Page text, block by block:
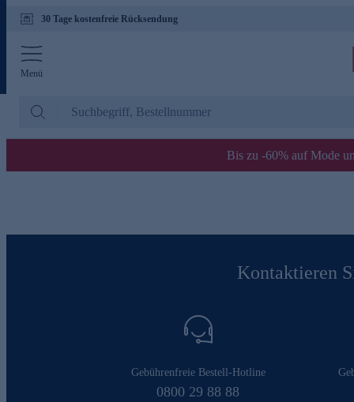
30 Tage kostenfreie Rücksendung
Menü
Bis zu -60% auf Mode
Kontaktieren
Gebührenfreie Bestell-Hotline
0800 29 88 88